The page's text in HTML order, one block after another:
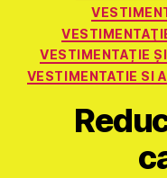
VESTIMENTAȚIE
VESTIMENTATIE SI